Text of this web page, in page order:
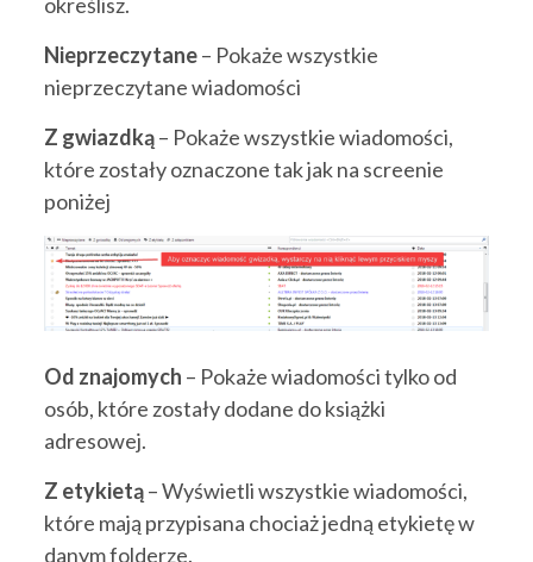
Nieprzeczytane– Pokaże wszystkie
nieprzeczytane wiadomości
Z gwiazdką– Pokaże wszystkie wiadomości,
które zostały oznaczone tak jak na screenie
poniżej
Od znajomych – Pokaże wiadomości tylko od
osób, które zostały dodane do książki
adresowej.
Z etykietą– Wyświetli wszystkie wiadomości,
które mają przypisana chociaż jedną etykietę w
danym folderze.